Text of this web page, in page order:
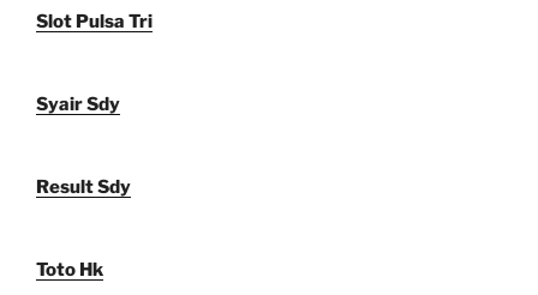
Slot Pulsa Tri
Syair Sdy
Result Sdy
Toto Hk